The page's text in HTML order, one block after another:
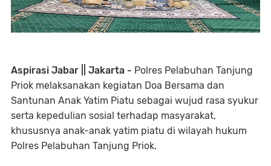
Aspirasi Jabar || Jakarta - Polres Pelabuhan Tanjung
Priok melaksanakan kegiatan Doa Bersama dan
Santunan Anak Yatim Piatu sebagai wujud rasa syukur
serta kepedulian sosial terhadap masyarakat,
khususnya anak-anak yatim piatu di wilayah hukum
Polres Pelabuhan Tanjung Priok.